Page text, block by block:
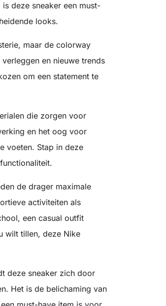
deze sneaker een must-
looks.
maar de colorway
en nieuwe trends
om een statement te
die zorgen voor
en het oog voor
voeten. Stap in deze
de drager maximale
activiteiten als
een casual outfit
wilt tillen, deze Nike
deze sneaker zich door
Het is de belichaming van